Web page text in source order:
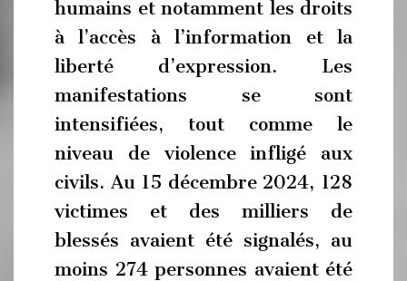
humains et notamment les droits
à l’accès à l’information et la
liberté d’expression. Les
manifestations se sont
intensifiées, tout comme le
niveau de violence infligé aux
civils. Au 15 décembre 2024, 128
victimes et des milliers de
blessés avaient été signalés, au
moins 274 personnes avaient été